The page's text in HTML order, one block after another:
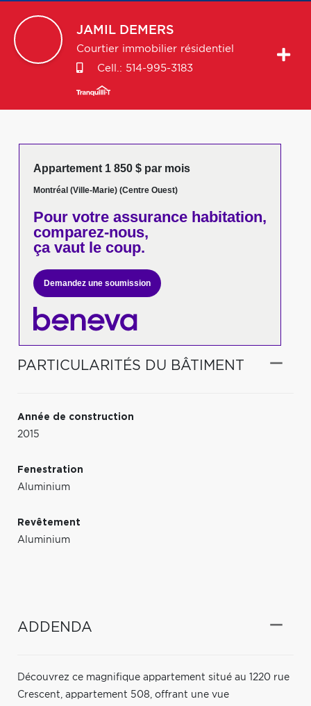
JAMIL DEMERS
Courtier immobilier résidentiel
Cell.: 514-995-3183
Appartement 1 850 $ par mois
Montréal (Ville-Marie) (Centre Ouest)
Pour votreassurance habitation,
comparez-nous,
ça vaut le coup.
Demandez une soumission
PARTICULARITÉS DU BÂTIMENT
Année de construction
2015
Fenestration
Aluminium
Revêtement
Aluminium
ADDENDA
Découvrez ce magnifique appartement situé au 1220 rue
Crescent, appartement 508, offrant une vue